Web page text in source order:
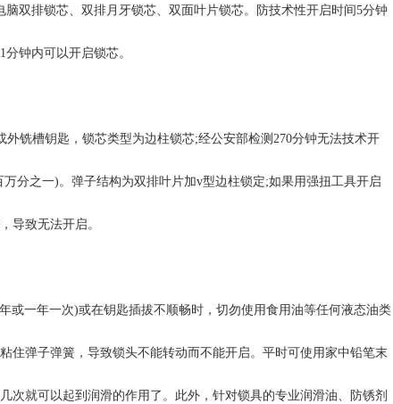
脑双排锁芯、双排月牙锁芯、双面叶片锁芯。防技术性开启时间5分钟
钟内可以开启锁芯。
外铣槽钥匙，锁芯类型为边柱锁芯;经公安部检测270分钟无法技术开
万分之一)。弹子结构为双排叶片加v型边柱锁定;如果用强扭工具开启
导致无法开启。
或一年一次)或在钥匙插拔不顺畅时，切勿使用食用油等任何液态油类
住弹子弹簧，导致锁头不能转动而不能开启。平时可使用家中铅笔末
次就可以起到润滑的作用了。此外，针对锁具的专业润滑油、防锈剂